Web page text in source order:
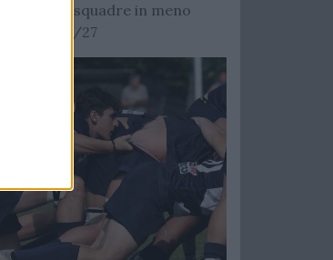
oltre 20 squadre in meno
2026/27